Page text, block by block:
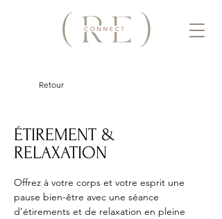
Retour
ÉTIREMENT &
RELAXATION
Offrez à votre corps et votre esprit une
pause bien-être avec une séance
d’étirements et de relaxation en pleine